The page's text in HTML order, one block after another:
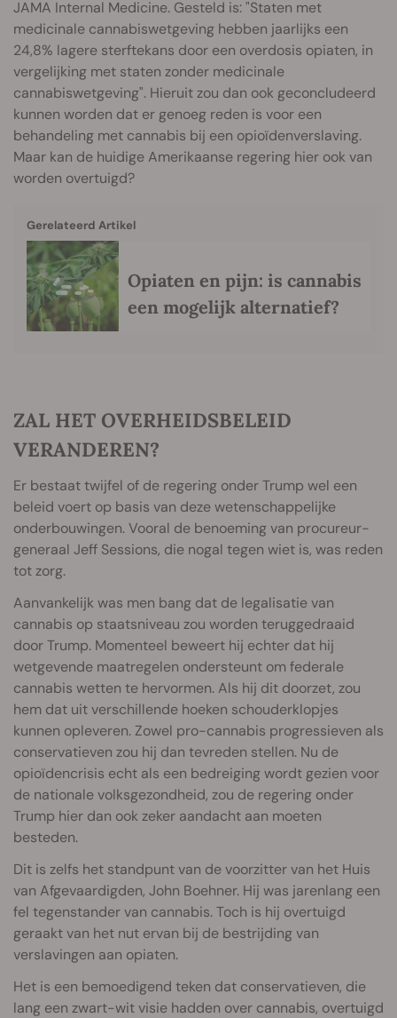
JAMA Internal Medicine. Gesteld is: "Staten met
medicinale cannabiswetgeving hebben jaarlijks een
24,8% lagere sterftekans door een overdosis opiaten, in
vergelijking met staten zonder medicinale
cannabiswetgeving". Hieruit zou dan ook geconcludeerd
kunnen worden dat er genoeg reden is voor een
behandeling met cannabis bij een opioïdenverslaving.
Maar kan de huidige Amerikaanse regering hier ook van
worden overtuigd?
Gerelateerd Artikel
Opiaten en pijn: is cannabis
een mogelijk alternatief?
ZAL HET OVERHEIDSBELEID
VERANDEREN?
Er bestaat twijfel of de regering onder Trump wel een
beleid voert op basis van deze wetenschappelijke
onderbouwingen. Vooral de benoeming van procureur-
generaal Jeff Sessions, die nogal tegen wiet is, was reden
tot zorg.
Aanvankelijk was men bang dat de legalisatie van
cannabis op staatsniveau zou worden teruggedraaid
door Trump. Momenteel beweert hij echter dat hij
wetgevende maatregelen ondersteunt om federale
cannabis wetten te hervormen. Als hij dit doorzet, zou
hem dat uit verschillende hoeken schouderklopjes
kunnen opleveren. Zowel pro-cannabis progressieven als
conservatieven zou hij dan tevreden stellen. Nu de
opioïdencrisis echt als een bedreiging wordt gezien voor
de nationale volksgezondheid, zou de regering onder
Trump hier dan ook zeker aandacht aan moeten
besteden.
Dit is zelfs het standpunt van de voorzitter van het Huis
van Afgevaardigden, John Boehner. Hij was jarenlang een
fel tegenstander van cannabis. Toch is hij overtuigd
geraakt van het nut ervan bij de bestrijding van
verslavingen aan opiaten.
Het is een bemoedigend teken dat conservatieven, die
lang een zwart-wit visie hadden over cannabis, overtuigd